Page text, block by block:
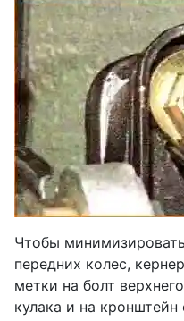
Чтобы
передних колес,
метки на болт
кулака и на кронштейн